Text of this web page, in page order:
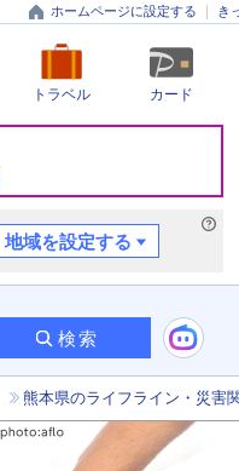
ホームページに設定する き
トラベル カード
地域を設定する
検索
熊本県のライフライン・災害